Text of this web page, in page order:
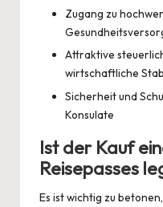
Zugang zu
Attraktive
wirtschaftliche
Sicherheit und
Konsulate
Ist der Kauf
Reisepasses
Es ist wichtig zu